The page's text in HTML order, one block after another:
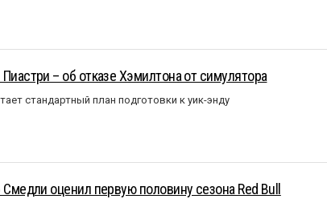
– об отказе Хэмилтона от симулятора
стандартный план подготовки к уик-энду
оценил первую половину сезона Red Bull